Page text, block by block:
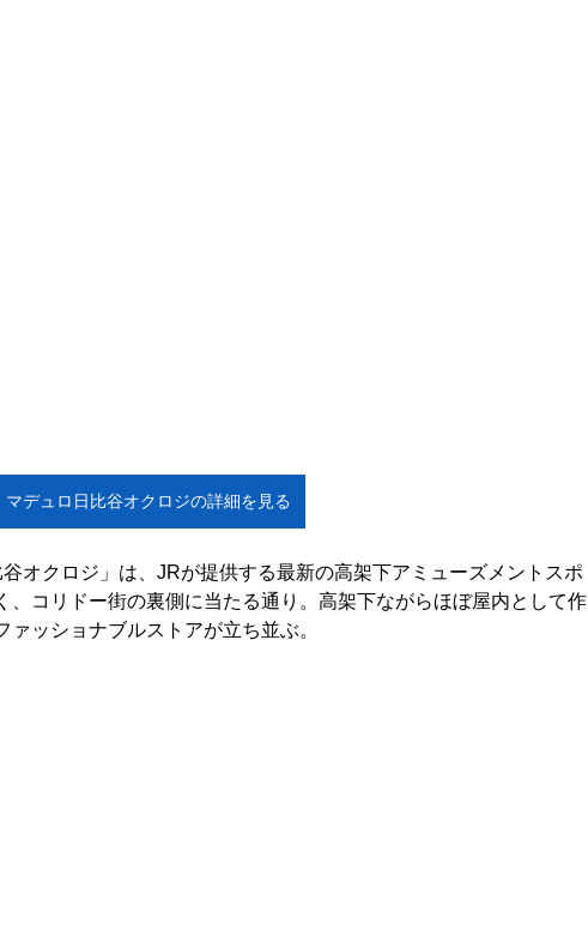
マデュロ日比谷オクロジの詳細を見る
オクロジ」は、JRが提供する最新の高架下アミューズメントスポ
、コリドー街の裏側に当たる通り。高架下ながらほぼ屋内として作
ッショナブルストアが立ち並ぶ。